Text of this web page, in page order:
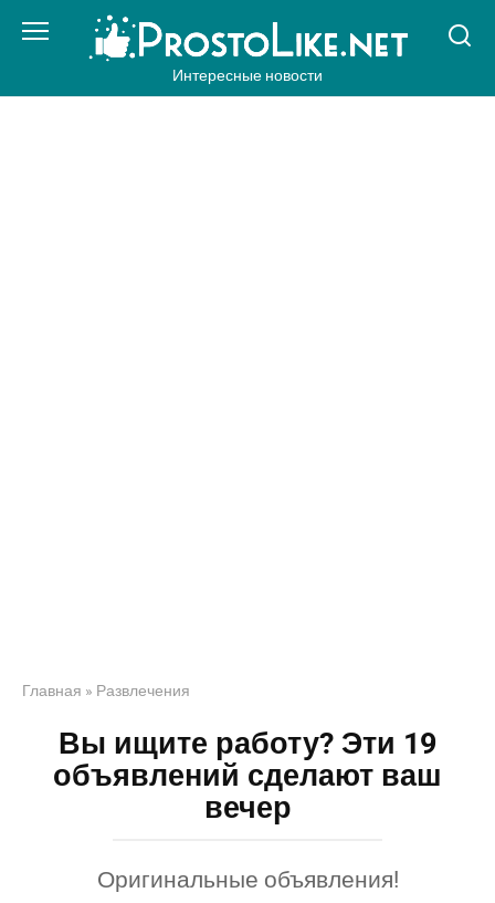
Интересные новости
Главная » Развлечения
Вы ищите работу? Эти 19
объявлений сделают ваш
вечер
Оригинальные объявления!